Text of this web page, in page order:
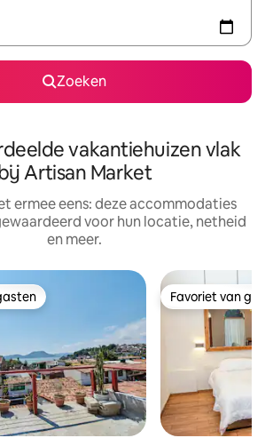
Zoeken
vakantiehuizen vlak
Artisan Market
ermee eens: deze accommodaties
voor hun locatie, netheid
en meer.
gasten Favoriet van
Favoriet van